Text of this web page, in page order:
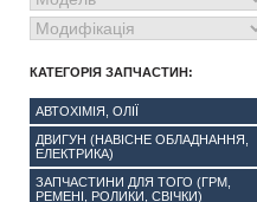
КАТЕГОРІЯ ЗАПЧАСТИН:
АВТОХІМІЯ, ОЛІЇ
ДВИГУН (НАВІСНЕ ОБЛАДНАННЯ,
ЕЛЕКТРИКА)
ЗАПЧАСТИНИ ДЛЯ ТОГО (ГРМ,
РЕМЕНІ, РОЛИКИ, СВІЧКИ)